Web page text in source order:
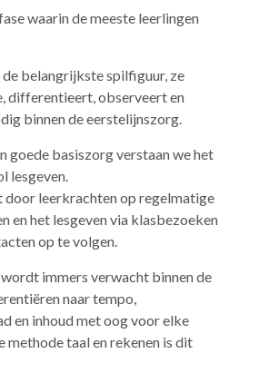
waarin de meeste leerlingen
belangrijkste spilfiguur, ze
differentieert, observeert en
binnen de eerstelijnszorg.
goede basiszorg verstaan we het
lesgeven.
leerkrachten op regelmatige
en het lesgeven via klasbezoeken
op te volgen.
immers verwacht binnen de
naar tempo,
en inhoud met oog voor elke
methode taal en rekenen is dit